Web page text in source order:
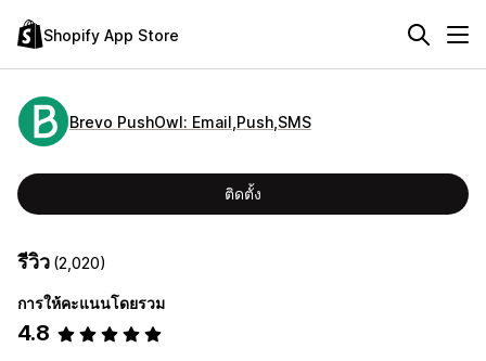
Shopify App Store
Brevo PushOwl: Email,Push,SMS
ติดตั้ง
รีวิว (2,020)
การให้คะแนนโดยรวม
4.8